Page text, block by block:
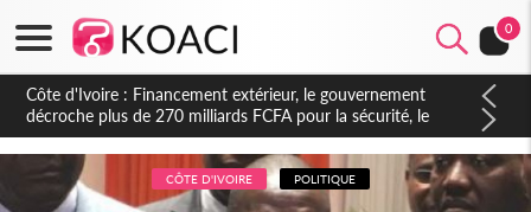
0
Côte d'Ivoire : Réforme de la société civile, le gouvernement
valide six décrets pour renforcer le dialogue, la transparence
et la gouvernance des OSC
CÔTE D'IVOIRE POLITIQUE